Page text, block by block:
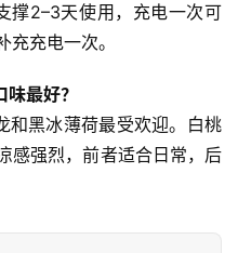
撑2–3天使用，充电一次可
充电一次。
最好？
和黑冰薄荷最受欢迎。白桃
感强烈，前者适合日常，后